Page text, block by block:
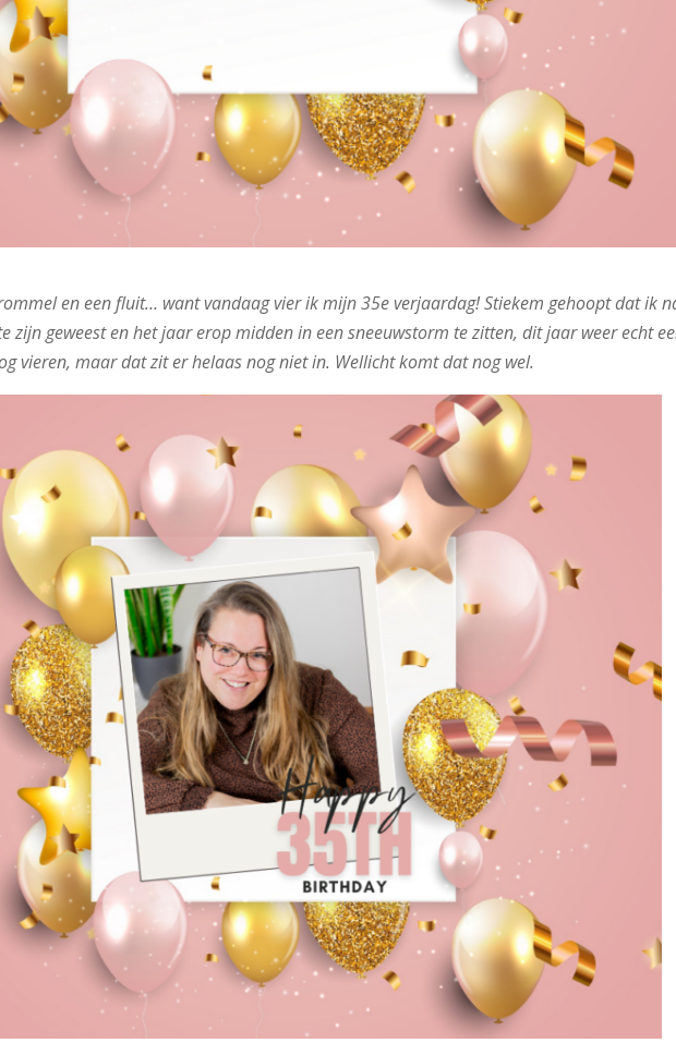
en een fluit… want vandaag vier ik mijn 35e verjaardag! Stiekem gehoopt dat ik
zijn geweest en het jaar erop midden in een sneeuwstorm te zitten, dit jaar weer echt
vieren, maar dat zit er helaas nog niet in. Wellicht komt dat nog wel.